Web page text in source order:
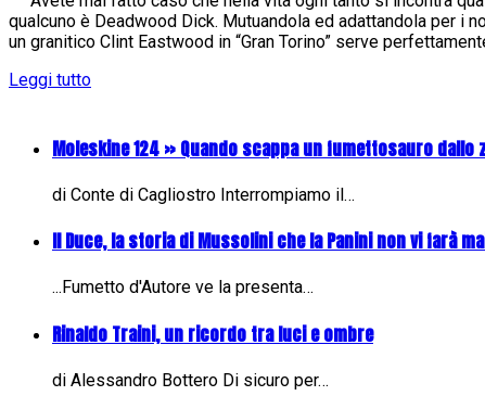
qualcuno è Deadwood Dick. Mutuandola ed adattandola per i
un granitico Clint Eastwood in “Gran Torino” serve
Leggi tutto
Moleskine 124 » Quando scappa un fumettosauro dallo
di Conte di Cagliostro Interrompiamo il…
Il Duce, la storia di Mussolini che la Panini non vi farà
...Fumetto d'Autore ve la presenta…
Rinaldo Traini, un ricordo tra luci e ombre
di Alessandro Bottero Di sicuro per…